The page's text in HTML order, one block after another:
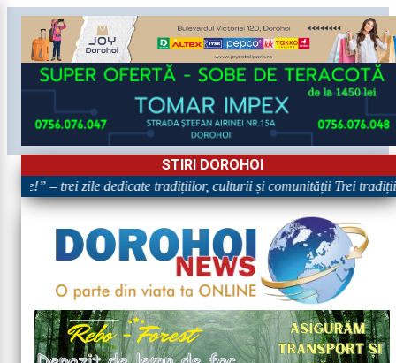
STIRI DOROHOI
– trei zile dedicate tradițiilor, culturii și comunității Trei tradiții.